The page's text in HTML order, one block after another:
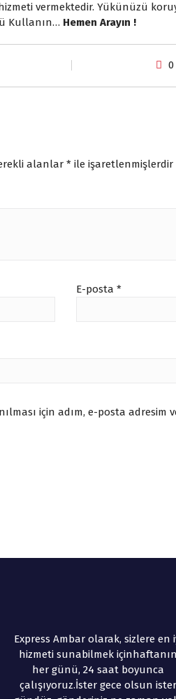
vermektedir. Yükünüzü
Kullanın… Hemen Arayın !
alanlar * ile işaretlenmişlerdir
E-posta *
için adım, e-posta adresim
Express Ambar olarak, sizlere en
hizmeti sunabilmek içinhaftanın
her günü, 24 saat boyunca
çalışıyoruz.İster gece olsun ister